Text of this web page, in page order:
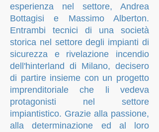
esperienza nel settore, Andrea
Bottagisi e Massimo Alberton.
Entrambi tecnici di una società
storica nel settore degli impianti di
sicurezza e rivelazione incendio
dell'hinterland di Milano, decisero
di partire insieme con un progetto
imprenditoriale che li vedeva
protagonisti nel settore
impiantistico. Grazie alla passione,
alla determinazione ed al loro